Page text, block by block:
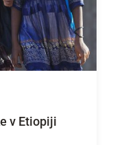
v Etiopiji